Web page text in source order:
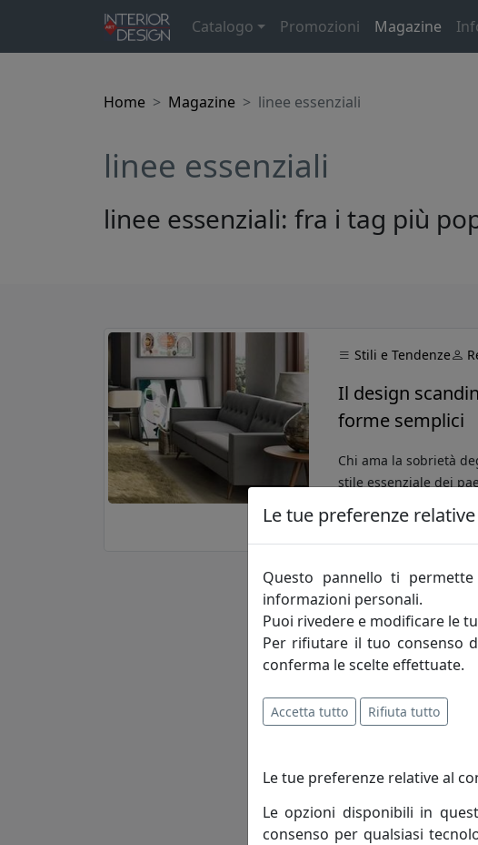
Catalogo Promozioni Magazine
Home Magazine linee essenziali
linee essenziali
linee essenziali: fra i tag più
Stili e Tendenze
Il design
forme semplici
Chi ama la sobrietà
stile essenziale dei
funzionalità dei
rendendola
Le tue preferenze
Questo pannello ti
informazioni personali.
Puoi rivedere e modificare le
Per rifiutare il tuo consenso
conferma le scelte effettuate.
Accetta tutto Rifiuta tutto
Le tue preferenze relative al
Le opzioni disponibili in
consenso per qualsiasi